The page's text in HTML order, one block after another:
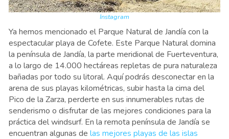
Instagram
Ya hemos mencionado el Parque Natural de Jandía con la
espectacular playa de Cofete. Este Parque Natural domina
la península de Jandía, la parte meridional de Fuerteventura,
a lo largo de 14.000 hectáreas repletas de pura naturaleza
bañadas por todo su litoral. Aquí podrás desconectar en la
arena de sus playas kilométricas, subir hasta la cima del
Pico de la Zarza, perderte en sus innumerables rutas de
senderismo o disfrutar de las mejores condiciones para la
práctica del windsurf. En la remota península de Jandía se
encuentran algunas de las mejores playas de las islas